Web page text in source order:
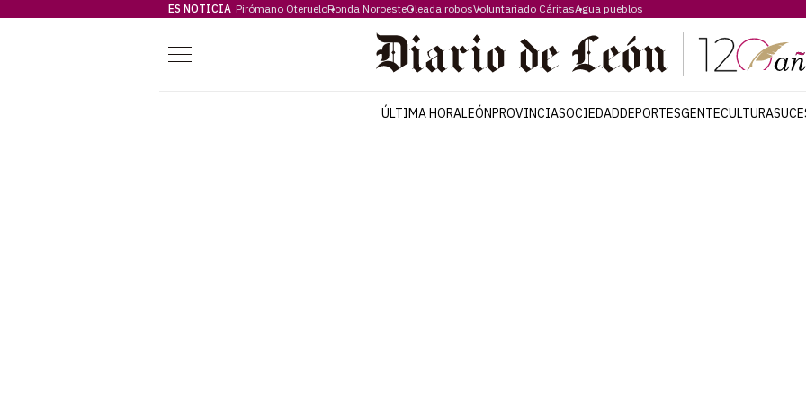
ES NOTICIA Pirómano OterueloRonda NoroesteOleada robosVoluntariado CáritasAgua pueblos
Menú
ÚLTIMA HORALEÓNPROVINCIASOCIEDADDEPORTESGENTECULTURA